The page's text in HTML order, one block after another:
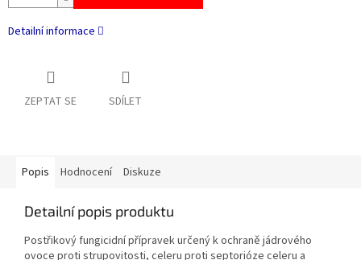
Detailní informace
ZEPTAT SE SDÍLET
Popis Hodnocení Diskuze
Detailní popis produktu
Postřikový fungicidní přípravek určený k ochraně jádrového
ovoce proti strupovitosti, celeru proti septorióze celeru a